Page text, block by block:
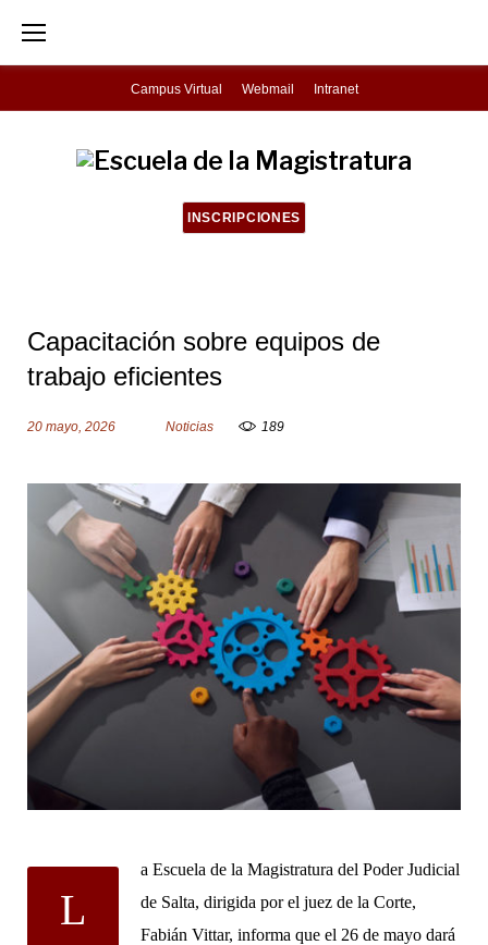
p
Campus Virtual Webmail Intranet
INSCRIPCIONES
Capacitación sobre equipos de
trabajo eficientes
20 mayo, 2026 Noticias 189
L
a Escuela de la Magistratura del Poder Judicial
de Salta, dirigida por el juez de la Corte,
Fabián Vittar, informa que el 26 de mayo dará